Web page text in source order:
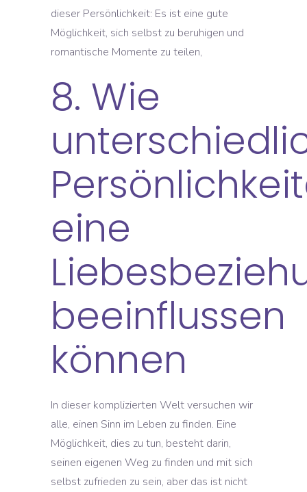
dieser Persönlichkeit: Es ist eine gute
Möglichkeit, sich selbst zu beruhigen und
romantische Momente zu teilen,
8. Wie
eine
beeinflussen
können
In dieser komplizierten Welt versuchen wir
alle, einen Sinn im Leben zu finden. Eine
Möglichkeit, dies zu tun, besteht darin,
seinen eigenen Weg zu finden und mit sich
selbst zufrieden zu sein, aber das ist nicht